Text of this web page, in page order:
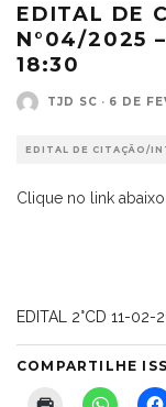
EDITAL DE
N°04/2025
18:30
TJD SC · 6 DE
EDITAL DE CITAÇÃO/
Clique no link
EDITAL 2°CD 11-02-
COMPARTILHE